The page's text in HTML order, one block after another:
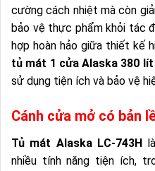
cường cách nhiệt mà còn
bảo vệ thực phẩm khỏi tác
hợp hoàn hảo giữa thiết kế
tủ mát 1 cửa Alaska 380 lít
sử dụng tiện ích và bảo vệ
Cánh cửa mở có bản
Tủ mát Alaska LC-743Hlà
nhiều tính năng tiện ích,